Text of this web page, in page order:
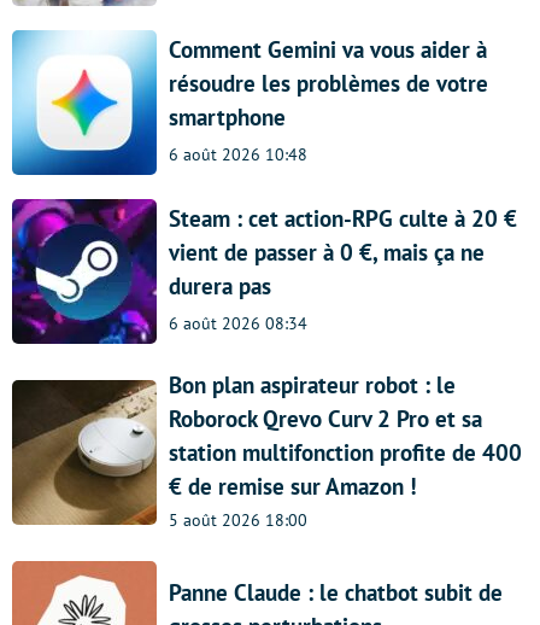
Comment Gemini va vous aider à
résoudre les problèmes de votre
smartphone
6 août 2026 10:48
Steam : cet action-RPG culte à 20 €
vient de passer à 0 €, mais ça ne
durera pas
6 août 2026 08:34
Bon plan aspirateur robot : le
Roborock Qrevo Curv 2 Pro et sa
station multifonction profite de 400
€ de remise sur Amazon !
5 août 2026 18:00
Panne Claude : le chatbot subit de